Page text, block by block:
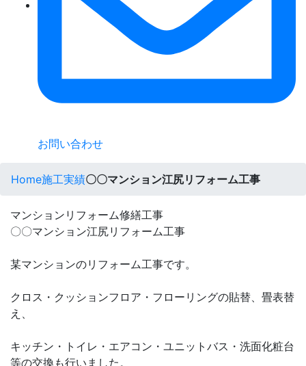
お問い合わせ
Home施工実績〇〇マンション江尻リフォーム工事
マンションリフォーム修繕工事
〇〇マンション江尻リフォーム工事
某マンションのリフォーム工事です。
クロス・クッションフロア・フローリングの貼替、畳表替
え、
キッチン・トイレ・エアコン・ユニットバス・洗面化粧台
等の交換も行いました。